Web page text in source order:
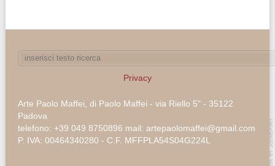
Privacy
Arte Paolo Maffei, di Paolo Maffei - via Riello 5" - 35122
Padova
telefono: +39 049 8750896 mail: artepaolomaffei@gmail.com
P. IVA: 00464340280 - C.F. MFFPLA54S04G224L